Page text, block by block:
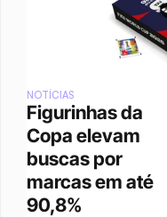
NOTÍCIAS
Figurinhas da
Copa elevam
buscas por
marcas em até
90,8%